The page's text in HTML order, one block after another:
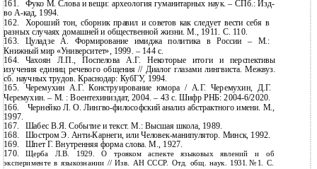
161.
Фуко М. Слова и вещи: археология гуманитарных наук. – СПб.:Изд-
во А-кад, 1994.
162. Хороший тон, сборник правил и советов как следует вести себя в
разных случаях домашней и общественной жизни. М., 1911. С. 110.
163.
Цуладзе А. Формирование имиджа политика в России – М.:
Книжный мир «Университет», 1999. – 144 с.
164.
Чахоян Л.П., Поспелова А.Г. Некоторые итоги и перспективы
изучения единиц речевого общения // Диалог глазами лингвиста. Межвуз.
сб. научных трудов. Краснодар: КубГУ, 1994.
165.
Черемухин А.Г. Конструирование юмора / А.Г. Черемухин, Д.Г.
Черемухин. – М. : Воентехиниздат, 2004. – 43 с. Шифр РНБ:2004-6/2020.
166.
Чернейко Л. О.Лингво-философский анализ абстрактного имени. М.,
1997.
167.
Шабес В.Я. Событие и текст. М.: Высшая школа, 1989.
168.
Шостром Э. Анти-Карнеги, или Человек-манипулятор. Минск, 1992.
169.
Шпет Г. Внутренняя форма слова. М., 1927.
170.
Щерба Л.В. 1929. О трояком аспекте языковых явлений и об
эксперименте в языкознании // Изв. АН СССР. Отд. общ. наук. 1931.№1. С.